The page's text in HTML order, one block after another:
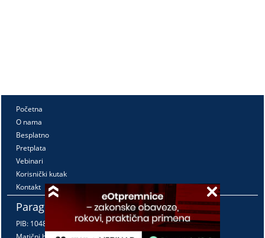
Početna
O nama
Besplatno
Pretplata
Vebinari
Korisnički kutak
Kontakt
Paragraf Lex d.o.o.
PIB: 104830593